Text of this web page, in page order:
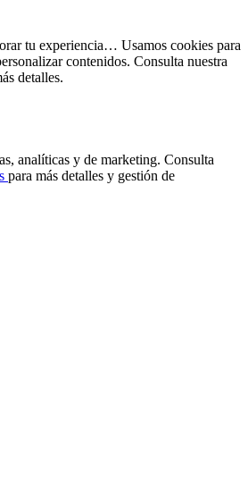
tu experiencia… Usamos cookies para
contenidos. Consulta nuestra
detalles.
analíticas y de marketing. Consulta
para más detalles y gestión de